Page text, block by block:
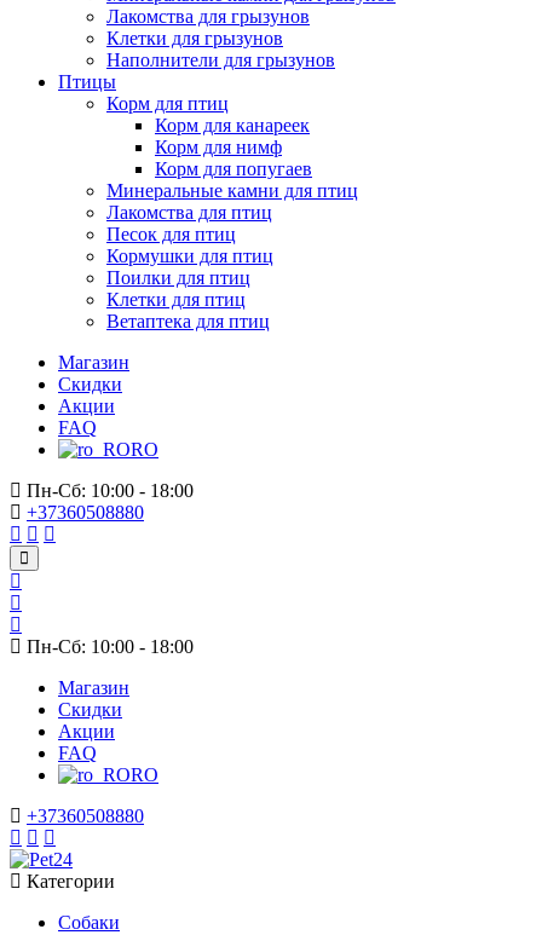
Лакомства для грызунов
Клетки для грызунов
Наполнители для грызунов
Птицы
Корм для птиц
Корм для канареек
Корм для нимф
Корм для попугаев
Минеральные камни для птиц
Лакомства для птиц
Песок для птиц
Кормушки для птиц
Поилки для птиц
Клетки для птиц
Ветаптека для птиц
Магазин
Скидки
Акции
FAQ
RO
Пн-Сб: 10:00 - 18:00
+37360508880
Пн-Сб: 10:00 - 18:00
Магазин
Скидки
Акции
FAQ
RO
+37360508880
Категории
Собаки